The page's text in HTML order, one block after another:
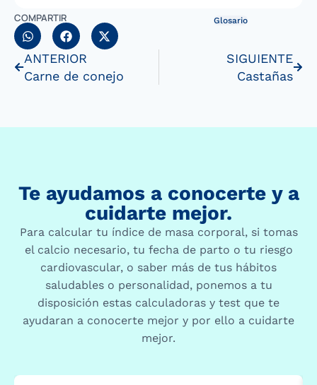
COMPARTIR Glosario
ANTERIOR
Carne de conejo
SIGUIENTE
Castañas
Te ayudamos a conocerte y a
cuidarte mejor.
Para calcular tu índice de masa corporal, si tomas
el calcio necesario, tu fecha de parto o tu riesgo
cardiovascular, o saber más de tus hábitos
saludables o personalidad, ponemos a tu
disposición estas calculadoras y test que te
ayudaran a conocerte mejor y por ello a cuidarte
mejor.